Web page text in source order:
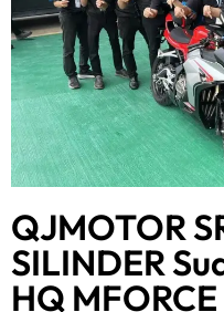
QJMOTOR
SILINDER
HQ MFORCE